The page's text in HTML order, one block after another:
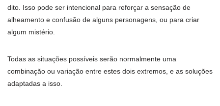
dito. Isso pode ser intencional para reforçar a sensação de
alheamento e confusão de alguns personagens, ou para criar
algum mistério.
Todas as situações possíveis serão normalmente uma
combinação ou variação entre estes dois extremos, e as soluções
adaptadas a isso.